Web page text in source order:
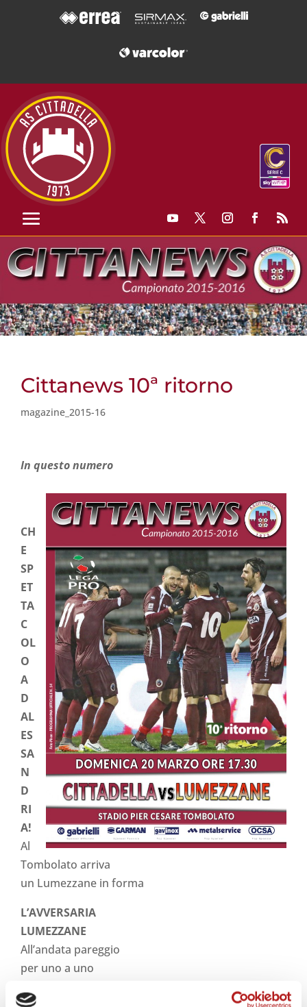
Cittanews 10ª ritorno
magazine_2015-16
In questonumero
CH
E
SP
ET
TA
C
OL
O
A
D
AL
ES
SA
N
D
RI
A!
Al
Tombolato arriva
un Lumezzane in forma
L’AVVERSARIA
LUMEZZANE
All’andata pareggio
per uno a uno
SETTORE GIOVANILE